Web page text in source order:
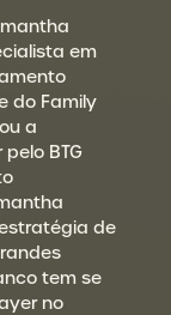
em
do Family
a
BTG
de
tem se
no